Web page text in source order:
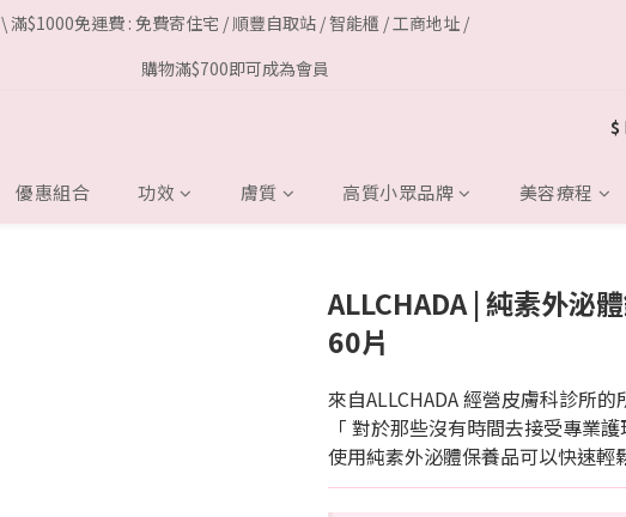
\ 滿$1000免運費 : 免費寄住宅 / 順豐自取站 / 智能櫃 / 工商地址 /
購物滿$700即可成為會員
$
優惠組合 功效 膚質 高質小眾品牌 美容療程
ALLCHADA | 純素外泌
60片
來自ALLCHADA 經營皮膚科診所的
「 對於那些沒有時間去接受專業護
使用純素外泌體保養品可以快速輕